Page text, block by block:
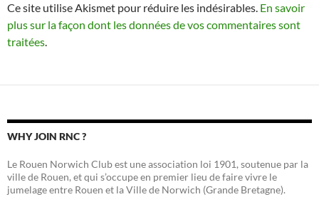
Ce site utilise Akismet pour réduire les indésirables. En savoir
plus sur la façon dont les données de vos commentaires sont
traitées.
WHY JOIN RNC ?
Le Rouen Norwich Club est une association loi 1901, soutenue par la
ville de Rouen, et qui s’occupe en premier lieu de faire vivre le
jumelage entre Rouen et la Ville de Norwich (Grande Bretagne).